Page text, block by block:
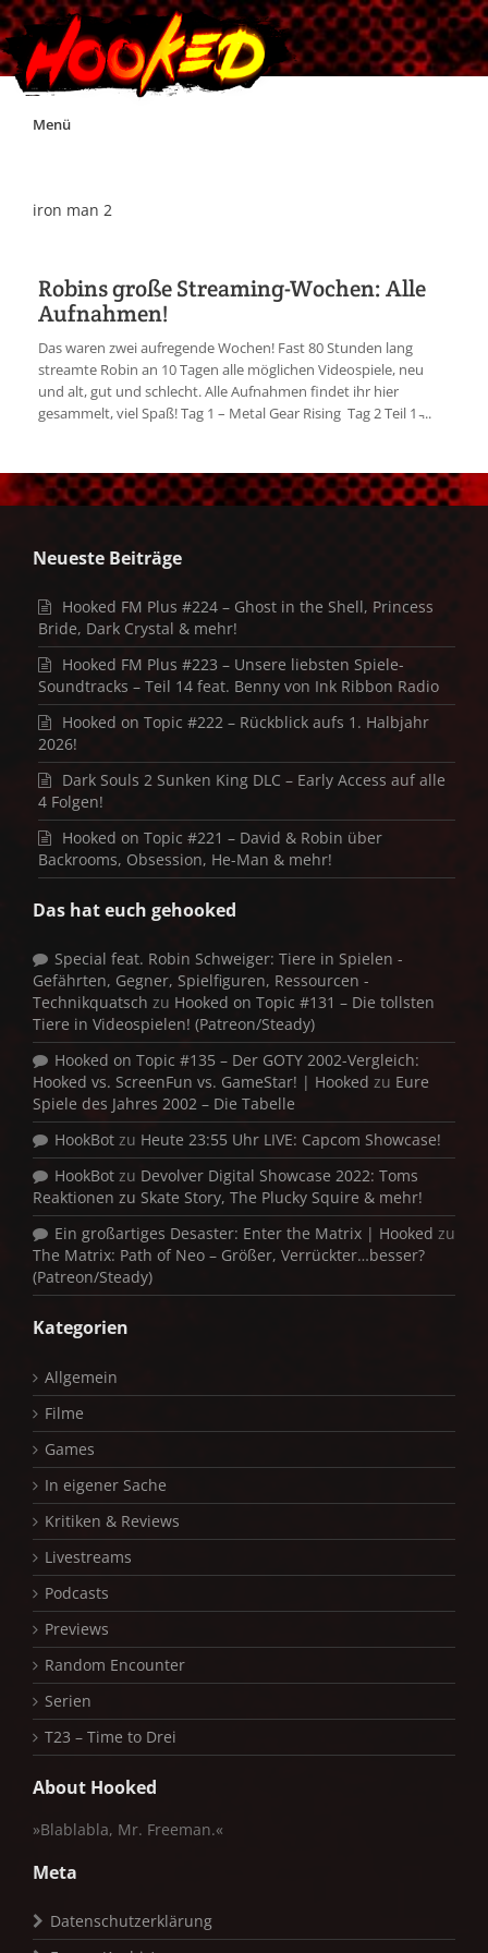
Skip
Menü
Impressum
Jobs
iron man 2
Robins große Streaming-Wochen: Alle
Aufnahmen!
Das waren zwei aufregende Wochen! Fast 80 Stunden lang
streamte Robin an 10 Tagen alle möglichen Videospiele, neu
und alt, gut und schlecht. Alle Aufnahmen findet ihr hier
gesammelt, viel Spaß! Tag 1 – Metal Gear Rising Tag 2 Teil 1 ̵...
Neueste Beiträge
Hooked FM Plus #224 – Ghost in the Shell, Princess
Bride, Dark Crystal & mehr!
Hooked FM Plus #223 – Unsere liebsten Spiele-
Soundtracks – Teil 14 feat. Benny von Ink Ribbon Radio
Hooked on Topic #222 – Rückblick aufs 1. Halbjahr
2026!
Dark Souls 2 Sunken King DLC – Early Access auf alle
4 Folgen!
Hooked on Topic #221 – David & Robin über
Backrooms, Obsession, He-Man & mehr!
Das hat euch gehooked
Special feat. Robin Schweiger: Tiere in Spielen -
Gefährten, Gegner, Spielfiguren, Ressourcen -
Technikquatsch zu Hooked on Topic #131 – Die tollsten
Tiere in Videospielen! (Patreon/Steady)
Hooked on Topic #135 – Der GOTY 2002-Vergleich:
Hooked vs. ScreenFun vs. GameStar! | Hooked zu Eure
Spiele des Jahres 2002 – Die Tabelle
HookBot zu Heute 23:55 Uhr LIVE: Capcom Showcase!
HookBot zu Devolver Digital Showcase 2022: Toms
Reaktionen zu Skate Story, The Plucky Squire & mehr!
Ein großartiges Desaster: Enter the Matrix | Hooked zu
The Matrix: Path of Neo – Größer, Verrückter…besser?
(Patreon/Steady)
Kategorien
Allgemein
Filme
Games
In eigener Sache
Kritiken & Reviews
Livestreams
Podcasts
Previews
Random Encounter
Serien
T23 – Time to Drei
About Hooked
»Blablabla, Mr. Freeman.«
Meta
Datenschutzerklärung